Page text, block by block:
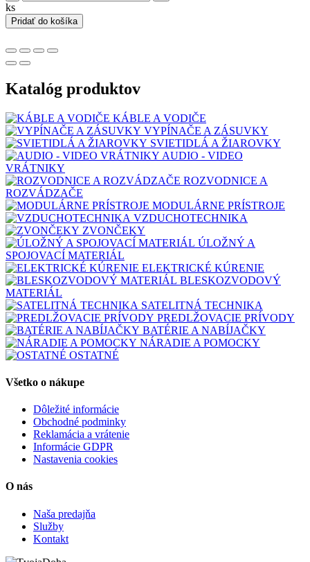
ks
Pridať do košíka
Katalóg produktov
KÁBLE A VODIČE
VYPÍNAČE A ZÁSUVKY
SVIETIDLÁ A ŽIAROVKY
AUDIO - VIDEO
VRÁTNIKY
ROZVODNICE A
ROZVÁDZAČE
MODULÁRNE PRÍSTROJE
VZDUCHOTECHNIKA
ZVONČEKY
ÚLOŽNÝ A
SPOJOVACÍ MATERIÁL
ELEKTRICKÉ KÚRENIE
BLESKOZVODOVÝ
MATERIÁL
SATELITNÁ TECHNIKA
PREDLŽOVACIE PRÍVODY
BATÉRIE A NABÍJAČKY
NÁRADIE A POMOCKY
OSTATNÉ
Všetko o nákupe
Dôležité informácie
Obchodné podminky
Reklamácia a vrátenie
Informácie GDPR
Nastavenia cookies
O nás
Naša predajňa
Služby
Kontakt